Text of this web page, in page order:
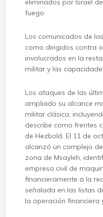
eliminados por Israel
fuego.
Los comunicados de
como dirigidos contra
involucrados en la
militar y las
Los ataques de las
ampliado su alcance
militar clásica,
describe como frentes
de Hezbolá. El 11 de
alcanzó un complejo
zona de Msayleh,
empresa civil de
financieramente a la
señalada en las listas
la operación financiera